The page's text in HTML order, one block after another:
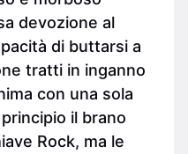
devozione al
di buttarsi a
tratti in inganno
con una sola
il brano
Rock, ma le